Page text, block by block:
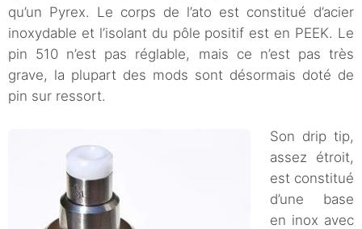
qu’un Pyrex. Le corps de l’ato est constitué d’acier
inoxydable et l’isolant du pôle positif est en PEEK. Le
pin 510 n’est pas réglable, mais ce n’est pas très
grave, la plupart des mods sont désormais doté de
pin sur ressort.
Son drip tip,
assez étroit,
est constitué
d’une base
en inox avec